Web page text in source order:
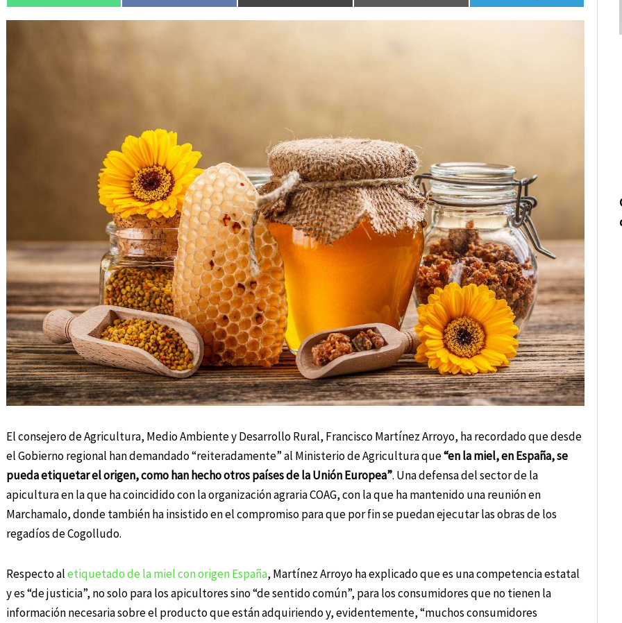
El consejero de Agricultura, Medio Ambiente y Desarrollo Rural, Francisco Martínez Arroyo, ha recordado que desde
el Gobierno regional han demandado “reiteradamente” al Ministerio de Agricultura que“en la miel, en España, se
pueda etiquetar el origen, como han hecho otros países de la Unión Europea”. Una defensa del sector de la
apicultura en la que ha coincidido con la organización agraria COAG, con la que ha mantenido una reunión en
Marchamalo, donde también ha insistido en el compromiso para que por fin se puedan ejecutar las obras de los
regadíos de Cogolludo.
Respecto aletiquetado de la miel con origen España, Martínez Arroyo ha explicado que es una competencia estatal
y es “de justicia”, no solo para los apicultores sino “de sentido común”, para los consumidores que no tienen la
información necesaria sobre el producto que están adquiriendo y, evidentemente, “muchos consumidores